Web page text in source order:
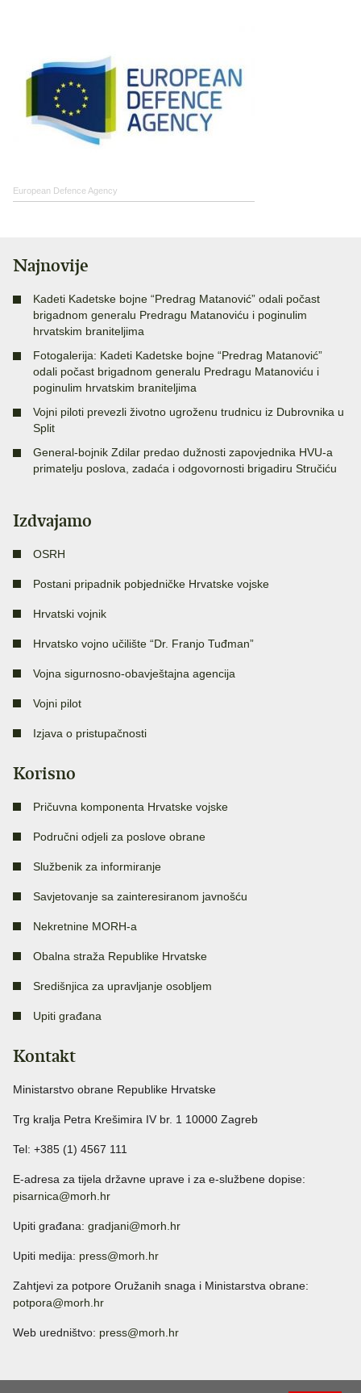
European Defence Agency
Najnovije
Kadeti Kadetske bojne “Predrag Matanović” odali počast
brigadnom generalu Predragu Matanoviću i poginulim
hrvatskim braniteljima
Fotogalerija: Kadeti Kadetske bojne “Predrag Matanović”
odali počast brigadnom generalu Predragu Matanoviću i
poginulim hrvatskim braniteljima
Vojni piloti prevezli životno ugroženu trudnicu iz Dubrovnika u
Split
General-bojnik Zdilar predao dužnosti zapovjednika HVU-a
primatelju poslova, zadaća i odgovornosti brigadiru Stručiću
Izdvajamo
OSRH
Postani pripadnik pobjedničke Hrvatske vojske
Hrvatski vojnik
Hrvatsko vojno učilište “Dr. Franjo Tuđman”
Vojna sigurnosno-obavještajna agencija
Vojni pilot
Izjava o pristupačnosti
Korisno
Pričuvna komponenta Hrvatske vojske
Područni odjeli za poslove obrane
Službenik za informiranje
Savjetovanje sa zainteresiranom javnošću
Nekretnine MORH-a
Obalna straža Republike Hrvatske
Središnjica za upravljanje osobljem
Upiti građana
Kontakt
Ministarstvo obrane Republike Hrvatske
Trg kralja Petra Krešimira IV br. 1 10000 Zagreb
Tel: +385 (1) 4567 111
E-adresa za tijela državne uprave i za e-službene dopise:
pisarnica@morh.hr
Upiti građana: gradjani@morh.hr
Upiti medija: press@morh.hr
Zahtjevi za potpore Oružanih snaga i Ministarstva obrane:
potpora@morh.hr
Web uredništvo: press@morh.hr